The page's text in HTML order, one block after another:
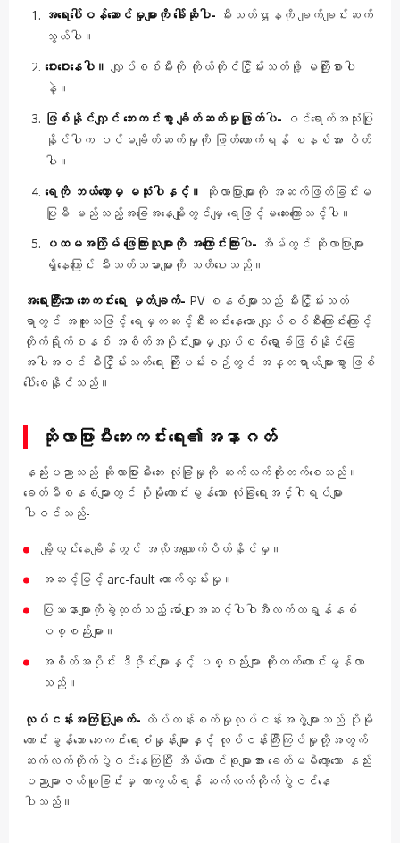
အရေးပေါ်ဝန်ဆောင်မှုများကို ခေါ်ဆိုပါ- မီးသတ်ဌာနကို ချက်ချင်းဆက်
သွယ်ပါ။
ဝေးဝေးနေပါ။ လျှပ်စစ်မီးကို ကိုယ်တိုင်ငြှိမ်းသတ်ဖို့ မကြိုးစားပါ
နဲ့။
ဖြစ်နိုင်လျှင် ဘေးကင်းစွာ ချိတ်ဆက်မှုဖြုတ်ပါ- ဝင်ရောက်အသုံးပြု
နိုင်ပါက ပင်မချိတ်ဆက်မှုကို ဖြတ်တောက်ရန် စနစ်အား ပိတ်
ပါ။
ရေကို ဘယ်တော့မှ မသုံးပါနှင့်။
ဆိုလာပြားများကို အဆက်ဖြတ်ခြင်းမ
ပြုမီ မည်သည့်အခြေအနေမျိုးတွင်မျှ ရေဖြင့်မဆေးကြောသင့်ပါ။
ပထမအကြိမ် ဖြေကြားသူများကို အကြောင်းကြားပါ- အိမ်တွင် ဆိုလာပြားများ
ရှိနေကြောင်း မီးသတ်သမားများကို သတိပေးသည်။
အရေးကြီးသော ဘေးကင်းရေး မှတ်ချက်- PV စနစ်များသည် မီးငြှိမ်းသတ်
ရာတွင် အထူးသဖြင့် ရေမှတဆင့်စီးဆင်းနေသော လျှပ်စစ်စီးကြောင်းကြောင့်
တိုက်ရိုက်စနစ် အစိတ်အပိုင်းများမှ လျှပ်စစ်ရှော့ခ်ဖြစ်နိုင်ခြေ
အပါအဝင် မီးငြှိမ်းသတ်ရေး ကြိုးပမ်းစဉ်တွင် အန္တရာယ်များစွာ ဖြစ်
ပေါ်စေနိုင်သည်။
ဆိုလာပြားမီးဘေးကင်းရေး၏အနာဂတ်
နည်းပညာသည် ဆိုလာပြားမီးဘေး လုံခြုံမှုကို ဆက်လက်တိုးတက်စေသည်။
ခေတ်မီစနစ်များတွင် ပိုမိုကောင်းမွန်သော လုံခြုံရေးအင်္ဂါရပ်များ
ပါဝင်သည်-
ချို့ယွင်းနေချိန်တွင် အလိုအလျောက်ပိတ်နိုင်မှု။
အဆင့်မြင့် arc-fault ထောက်လှမ်းမှု။
ပြဿနာများကိုခွဲထုတ်သည့် မော်ဂျူးအဆင့်ပါဝါအီလက်ထရွန်နစ်
ပစ္စည်းများ။
အစိတ်အပိုင်း ဒီဇိုင်းများနှင့် ပစ္စည်းများ တိုးတက်ကောင်းမွန်လာ
သည်။
လုပ်ငန်းအကြံပြုချက်- ထိပ်တန်းစက်မှုလုပ်ငန်းအဖွဲ့များသည် ပိုမို
ကောင်းမွန်သော ဘေးကင်းရေးစံနှုန်းများနှင့် လုပ်ငန်းကြီးကြပ်မှုတို့အတွက်
ဆက်လက်တိုက်ပွဲဝင်နေကြပြီး အိမ်ထောင်စုများအား ခေတ်မမီတော့သော နည်း
ပညာများဝယ်ယူခြင်းမှ ကာကွယ်ရန် ဆက်လက်တိုက်ပွဲဝင်နေ
ပါသည်။